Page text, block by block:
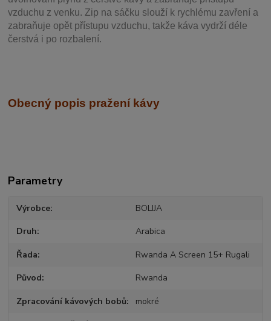
vzduchu z venku. Zip na sáčku slouží k rychlému zavření a
zabraňuje opět přístupu vzduchu, takže káva vydrží déle
čerstvá i po rozbalení.
Obecný popis pražení kávy
Parametry
Výrobce BOLIJA
Druh Arabica
Řada Rwanda A Screen 15+ Rugali
Původ Rwanda
Zpracování kávových bobů mokré